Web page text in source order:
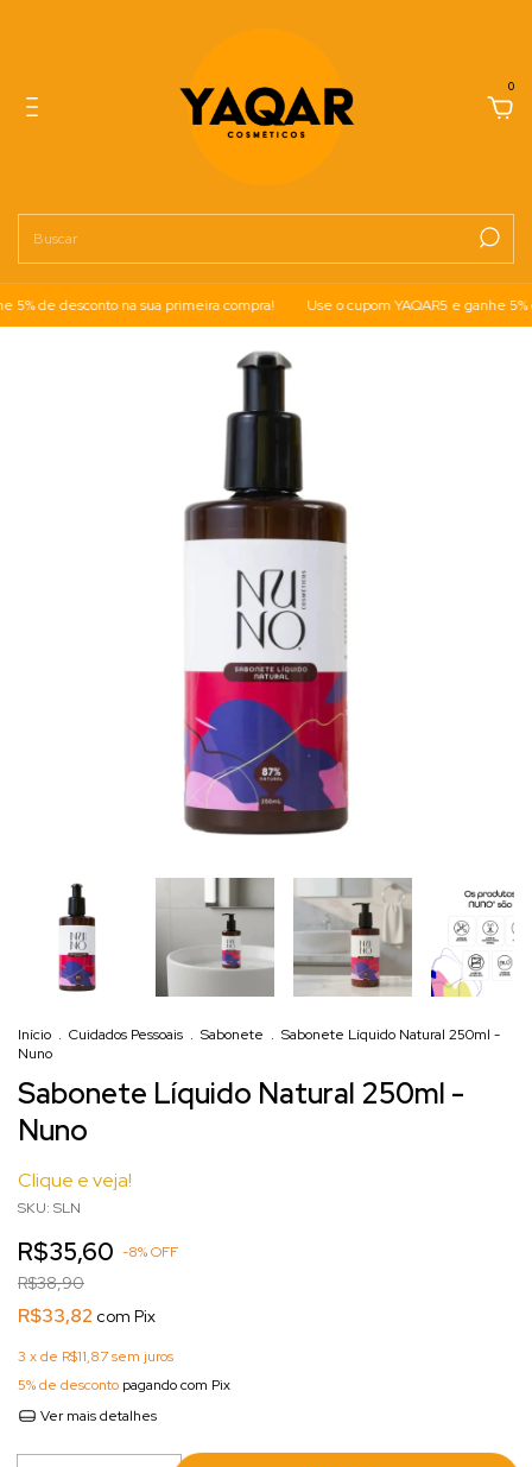
0
de desconto na sua primeira compra! Use o cupom YAQAR5 e ganhe 5%
Início . Cuidados Pessoais . Sabonete . Sabonete Líquido Natural 250ml -
Nuno
Sabonete Líquido Natural 250ml -
Nuno
Clique e veja!
SKU: SLN
R$35,60 -8%OFF
R$38,90
R$33,82 com Pix
3 x de R$11,87sem juros
5% de desconto pagando com Pix
Ver mais detalhes